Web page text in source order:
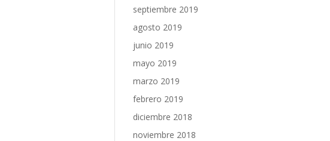
septiembre 2019
agosto 2019
junio 2019
mayo 2019
marzo 2019
febrero 2019
diciembre 2018
noviembre 2018